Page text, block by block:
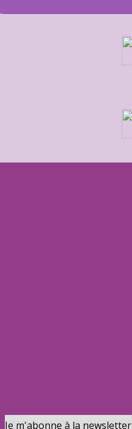
Je m'abonne à la newsletter